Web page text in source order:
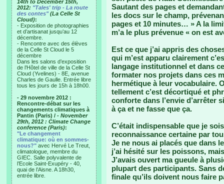
14th to December 15th,
2012: "Tales' trip - La route
des contes"(La Celle St
Cloud):
- Exposition de photographies
et d’artisanat jusqu’au 12
décembre.
- Rencontre avec des élèves
de la Celle St Cloud le 5
décembre
Dans les salons d’exposition
de l’Hôtel de ville de la Celle St
Cloud (Yvelines) - 8E, avenue
Charles de Gaulle. Entrée libre
tous les jours de 15h à 18h00.
- 29 novembre 2012 :
Rencontre-débat sur les
changements climatiques à
Pantin (Paris) / - November
29th, 2012 : Climate Change
conference (Paris):
"Le changement
climatique: où en sommes-
nous?" avec Hervé Le Treut,
climatologue, membre du
GIEC. Salle polyvalente de
l’Ecole Saint-Exupéry - 40,
quai de l’Aisne. A 18h30,
entrée libre.
Sautant des pages et
les docs sur le champ,
pages et 10 minutes… » A la
m’a le plus prévenue « on est
Est ce que j’ai appris des
qui m’est apparu clairement
langage institutionnel et dans
formater nos projets dans ces
hermétique à leur vocabulaire.
tellement c’est décortiqué et
conforte dans l’envie d’arrêter
à ça et ne fasse que ça.
C’était indispensable que je
reconnaissance certaine par
Je ne nous ai placés que dans
j’ai hésité sur les poissons,
J’avais ouvert ma gueule à
plupart des participants. Sans
finale qu’ils doivent nous faire